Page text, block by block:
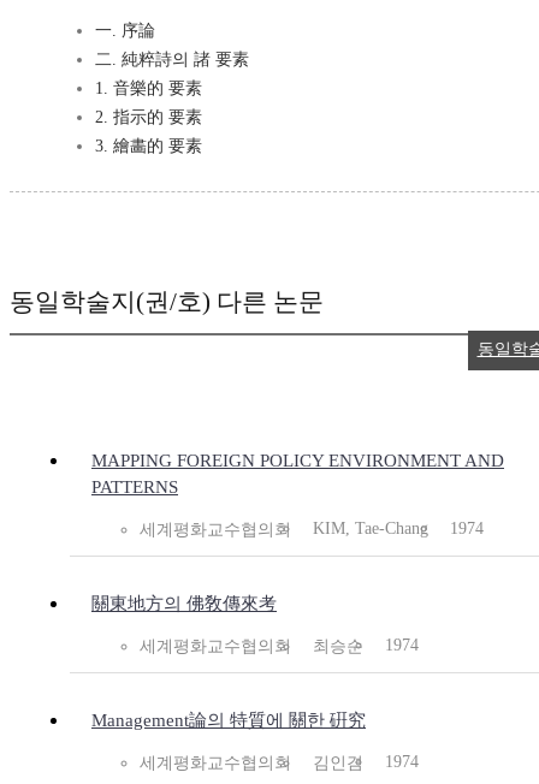
一. 序論
二. 純粹詩의 諸 要素
1. 音樂的 要素
2. 指示的 要素
3. 繪畵的 要素
동일학술지(권/호) 다른 논문
MAPPING FOREIGN POLICY ENVIRONMENT AND
PATTERNS
세계평화교수협의회 KIM, Tae-Chang 1974
關東地方의 佛敎傳來考
세계평화교수협의회 최승순 1974
Management論의 特質에 關한 硏究
세계평화교수협의회 김인겸 1974
동일학